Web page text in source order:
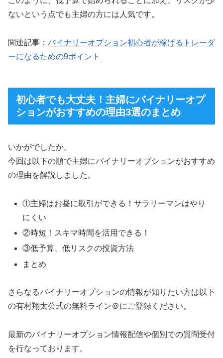
ないという点でも主婦の方には人気です。
関連記事： バイナリーオプション初心者が稼げるトレーダ
ーになるための9ポイント
初心者でも大丈夫！主婦にバイナリーオプ
ションがおすすめの理由3選のまとめ
いかがでしたか。
今回は以下の順で主婦にバイナリーオプションがおすすめ
の理由を解説しました。
①主婦はお昼に取引ができる！サラリーマンはやり
にくい
②時短！スキマ時間を活用できる！
③低予算、低リスクの投資方法
まとめ
さらなるバイナリーオプションの情報が知りたい方は以下
の有村翔太公式の無料ライン＠にご登録ください。
最新のバイナリーオプション情報配信や個別での質問受付
を行なっております。